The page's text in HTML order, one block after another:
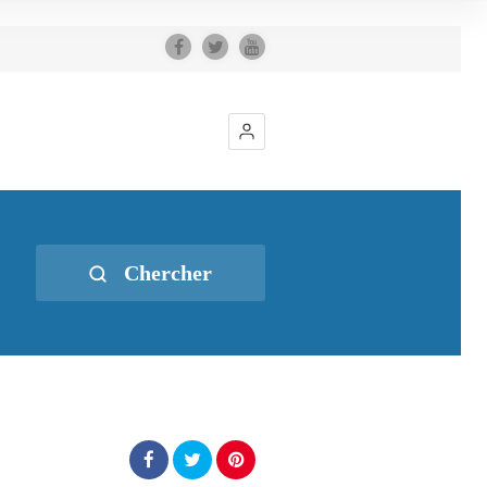
Chercher